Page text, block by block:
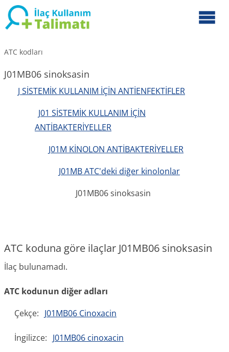
ATC kodları
J01MB06 sinoksasin
J SİSTEMİK KULLANIM İÇİN ANTİENFEKTİFLER
J01 SİSTEMİK KULLANIM İÇİN
ANTİBAKTERİYELLER
J01M KİNOLON ANTİBAKTERİYELLER
J01MB ATC'deki diğer kinolonlar
J01MB06 sinoksasin
ATC koduna göre ilaçlar J01MB06 sinoksasin
İlaç bulunamadı.
ATC kodunun diğer adları
Çekçe: J01MB06 Cinoxacin
İngilizce: J01MB06 cinoxacin